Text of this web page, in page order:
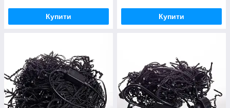
Купити Купити